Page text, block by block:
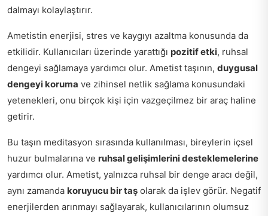
dalmayı kolaylaştırır.
Ametistin enerjisi, stres ve kaygıyı azaltma konusunda da
etkilidir. Kullanıcıları üzerinde yarattığı pozitif etki, ruhsal
dengeyi sağlamaya yardımcı olur. Ametist taşının, duygusal
dengeyi koruma ve zihinsel netlik sağlama konusundaki
yetenekleri, onu birçok kişi için vazgeçilmez bir araç haline
getirir.
Bu taşın meditasyon sırasında kullanılması, bireylerin içsel
huzur bulmalarına ve ruhsal gelişimlerini desteklemelerine
yardımcı olur. Ametist, yalnızca ruhsal bir denge aracı değil,
aynı zamanda koruyucu bir taş olarak da işlev görür. Negatif
enerjilerden arınmayı sağlayarak, kullanıcılarının olumsuz